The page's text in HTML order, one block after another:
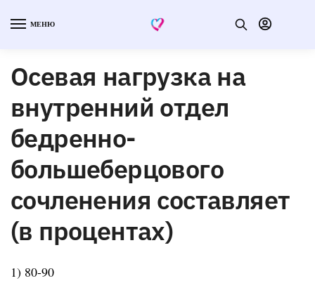
МЕНЮ
Осевая нагрузка на
внутренний отдел
бедренно-
большеберцового
сочленения составляет
(в процентах)
1) 80-90